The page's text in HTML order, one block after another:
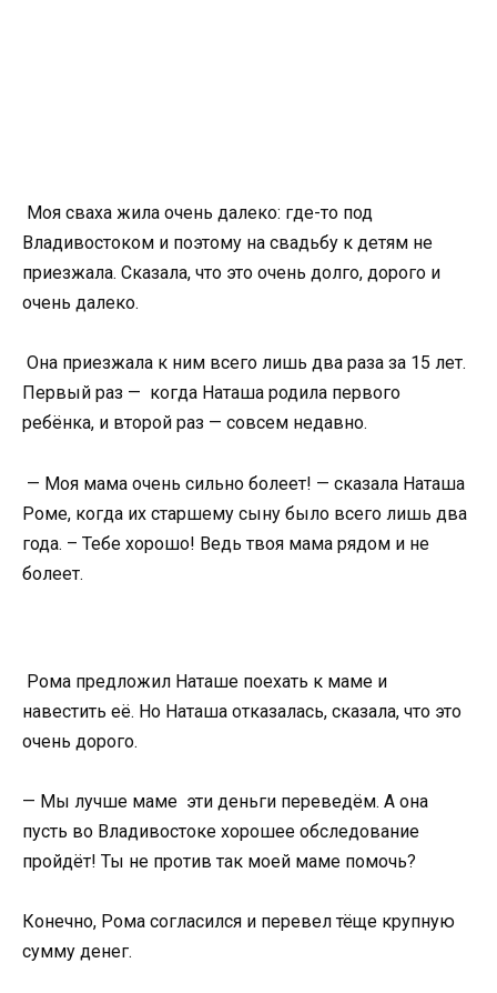
Моя сваха жила очень далеко: где-то под
Владивостоком и поэтому на свадьбу к детям не
приезжала. Сказала, что это очень долго, дорого и
очень далеко.
Она приезжала к ним всего лишь два раза за 15 лет.
Первый раз — когда Наташа родила первого
ребёнка, и второй раз — совсем недавно.
— Моя мама очень сильно болеет! — сказала Наташа
Роме, когда их старшему сыну было всего лишь два
года. – Тебе хорошо! Ведь твоя мама рядом и не
болеет.
Рома предложил Наташе поехать к маме и
навестить её. Но Наташа отказалась, сказала, что это
очень дорого.
— Мы лучше маме эти деньги переведём. А она
пусть во Владивостоке хорошее обследование
пройдёт! Ты не против так моей маме помочь?
Конечно, Рома согласился и перевел тёще крупную
сумму денег.